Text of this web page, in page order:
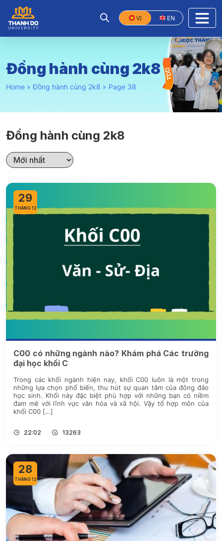
VI EN
Đồng hành cùng 2k8
Home »Đồng hành cùng 2k8 » Page 38
Đồng hành cùng 2k8
29
THÁNG 12
C00 có những ngành nào? Khám phá Các trường
đại học khối C
Trong các khối ngành hiện nay, khối C00 luôn là một trong
những lựa chọn phổ biến, thu hút sự quan tâm của đông đảo
học sinh. Khối này đặc biệt phù hợp với những bạn có niềm
đam mê với lĩnh vực văn hóa và xã hội. Vậy tổ hợp môn của
khối C00 […]
22:02 13263
28
THÁNG 12